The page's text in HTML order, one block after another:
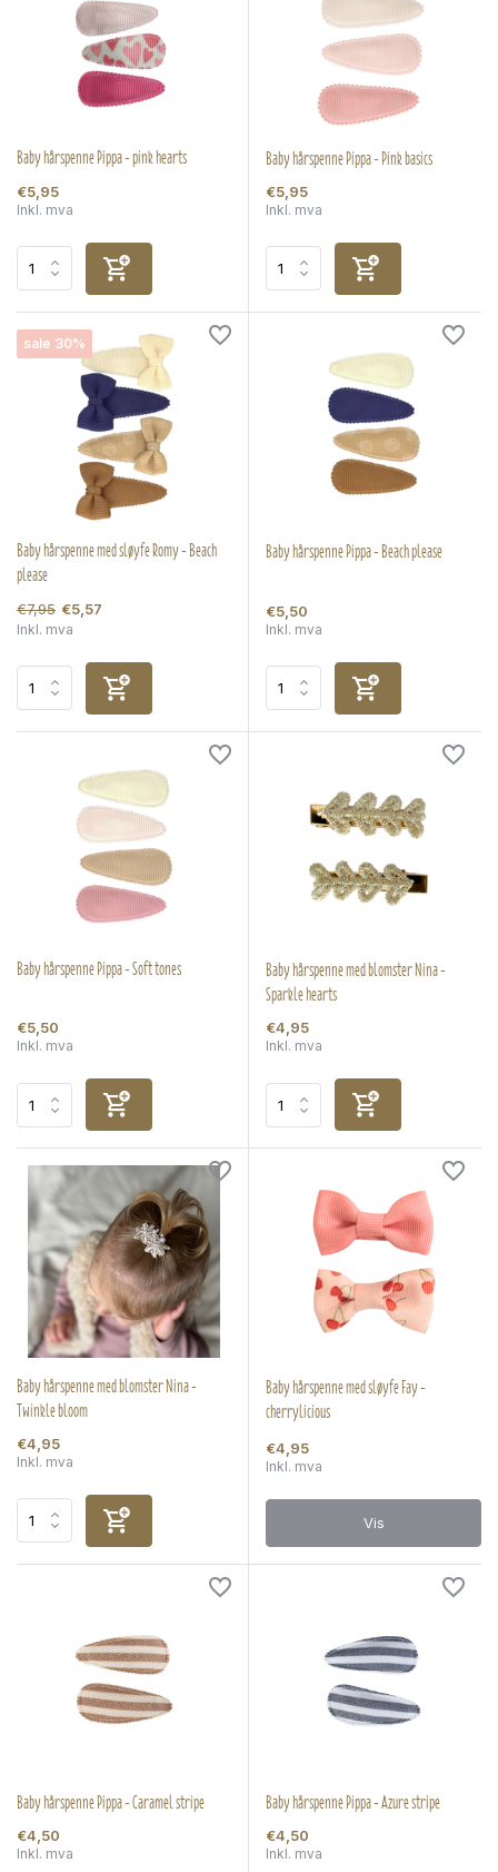
Baby hårspenne Pippa - pink hearts
€5,95
Inkl. mva
Baby hårspenne Pippa - Pink basics
€5,95
Inkl. mva
sale 30%
Baby hårspenne med sløyfe Romy - Beach
please
€7,95 €5,57
Inkl. mva
Baby hårspenne Pippa - Beach please
€5,50
Inkl. mva
Baby hårspenne Pippa - Soft tones
€5,50
Inkl. mva
Baby hårspenne med blomster Nina -
Sparkle hearts
€4,95
Inkl. mva
Baby hårspenne med blomster Nina -
Twinkle bloom
€4,95
Inkl. mva
Baby hårspenne med sløyfe Fay -
cherrylicious
€4,95
Inkl. mva
Vis
Baby hårspenne Pippa - Caramel stripe
€4,50
Inkl. mva
Baby hårspenne Pippa - Azure stripe
€4,50
Inkl. mva